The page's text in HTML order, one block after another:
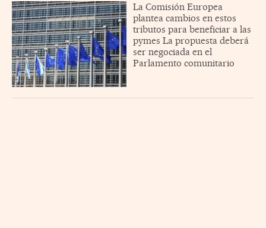
La Comisión Europea
plantea cambios en estos
tributos para beneficiar a las
pymes La propuesta deberá
ser negociada en el
Parlamento comunitario